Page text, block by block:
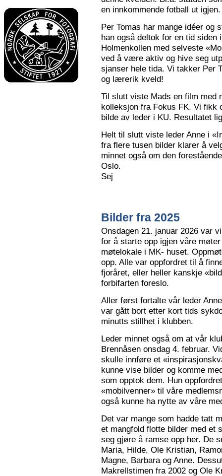
en innkommende fotball ut igjen.
Per Tomas har mange idéer og
han også deltok for en tid siden
Holmenkollen med selveste
ved å være aktiv og hive seg
sjanser hele tida. Vi takker Per
og lærerik kveld!
Til slutt viste Mads en film med
kolleksjon fra Fokus FK. Vi fikk
bilde av leder i KU. Resultatet
Helt til slutt viste leder Anne i
fra flere tusen bilder klarer å
minnet også om den
Oslo.
Sej
Bilder fra 2025
Onsdagen 21. januar 2026 var
for å starte opp igjen våre
møtelokale i MK- huset.
opp. Alle var oppfordret til å
fjoråret, eller heller kanskje
forbifarten foreslo.
Aller først fortalte vår leder
var gått bort etter kort tids
minutts stillhet i klubben.
Leder minnet også om at vår
Brennåsen onsdag 4. februar.
skulle innføre et
kunne vise bilder og komme
som opptok dem. Hun
«mobilvenner» til våre
også kunne ha nytte av våre
Det var mange som hadde tatt
et mangfold flotte bilder med et
seg gjøre å ramse opp her. De
Maria, Hilde, Ole Kristian,
Magne, Barbara og Anne.
Makrellstimen fra 2002 og Ole